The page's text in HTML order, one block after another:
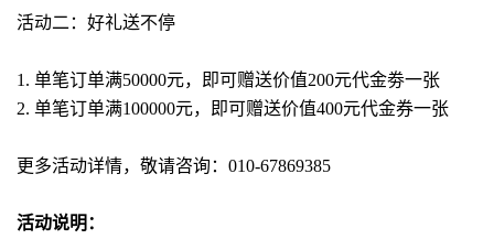
活动二：好礼送不停
1. 单笔订单满50000元，即可赠送价值200元代金劵一张
2. 单笔订单满100000元，即可赠送价值400元代金券一张
更多活动详情，敬请咨询：010-67869385
活动说明：